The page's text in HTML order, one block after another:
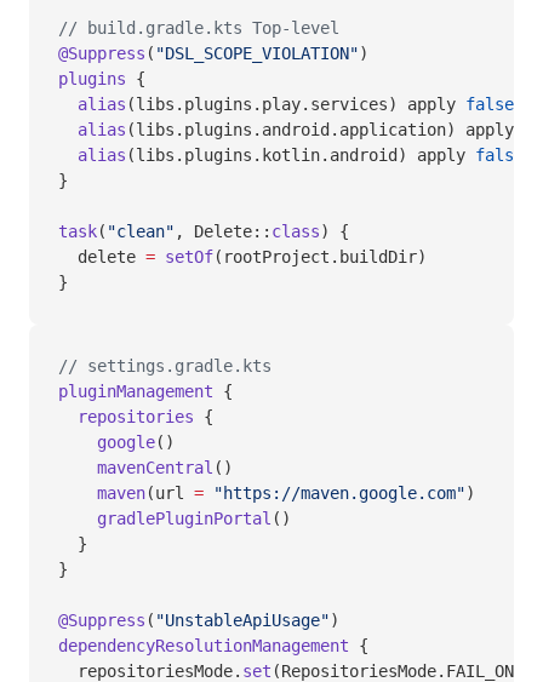
// build.gradle.kts Top-level
@Suppress ( "DSL_SCOPE_VIOLATION")
plugins {
  alias
(libs.plugins.play.services) apply false
  alias
(libs.plugins.android.application) apply
  alias
(libs.plugins.kotlin.android) apply false
}
task( "clean" , Delete:: class) {
  delete
= setOf(rootProject.buildDir)
}
// settings.gradle.kts
pluginManagement {
  repositories
{
    google
()
    mavenCentral
()
    maven
(url = "https://maven.google.com")
    gradlePluginPortal
()
  }
}
@Suppress ( "UnstableApiUsage")
dependencyResolutionManagement {
  repositoriesMode.
set